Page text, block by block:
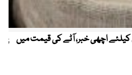
اچھی خبر، آٹے کی قیمت میں